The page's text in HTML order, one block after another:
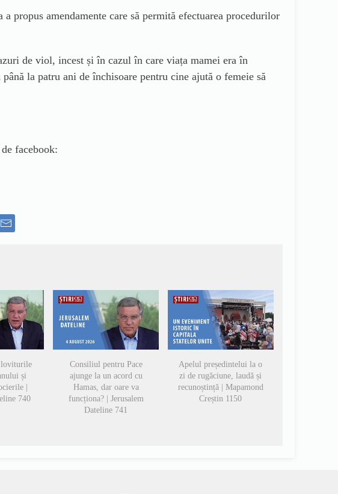
propus amendamente care să permită efectuarea procedurilor
de viol, incest și în cazul în care viața mamei era în
la patru ani de închisoare pentru cine ajută o femeie să
facebook:
și
|
740
Consiliul pentru Pace
ajunge la un acord cu
Hamas, dar oare va
funcționa? | Jerusalem
Dateline 741
Apelul președintelui la o
zi de rugăciune, laudă și
recunoștință | Mapamond
Creștin 1150